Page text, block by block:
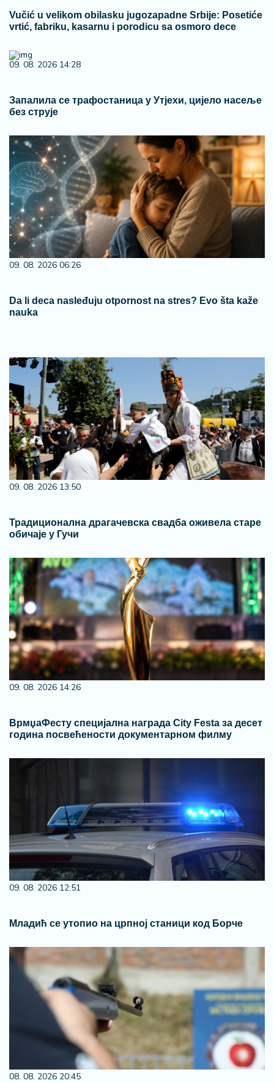
Vučić u velikom obilasku jugozapadne Srbije: Posetiće
vrtić, fabriku, kasarnu i porodicu sa osmoro dece
09. 08. 2026 14:28
Запалила се трафостаница у Утјехи, цијело насеље
без струје
09. 08. 2026 06:26
Da li deca nasleđuju otpornost na stres? Evo šta kaže
nauka
09. 08. 2026 13:50
Традиционална драгачевска свадба оживела старе
обичаје у Гучи
09. 08. 2026 14:26
ВрмџаФесту специјална награда City Festa за десет
година посвећености документарном филму
09. 08. 2026 12:51
Младић се утопио на црпној станици код Борче
08. 08. 2026 20:45